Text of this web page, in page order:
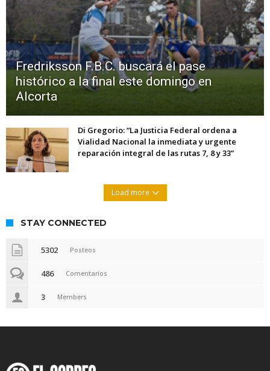
Fredriksson F.B.C. buscará el pase
histórico a la final este domingo en
Alcorta
Di Gregorio: “La Justicia Federal ordena a
Vialidad Nacional la inmediata y urgente
reparación integral de las rutas 7, 8 y 33”
Load more
STAY CONNECTED
5302 Posteos
486 Comentarios
3 Members